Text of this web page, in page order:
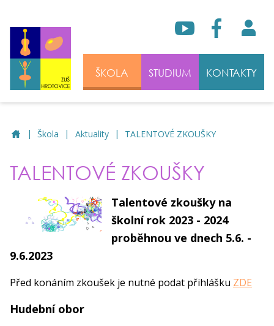
ŠKOLA STUDIUM KONTAKTY
ZUŠ Hrotovice
| Škola | Aktuality | TALENTOVÉ ZKOUŠKY
TALENTOVÉ ZKOUŠKY
Talentové zkoušky na
školní rok 2023 - 2024
proběhnou ve dnech 5.6. -
9.6.2023
Před konáním zkoušek je nutné podat přihlášku ZDE
Hudební obor